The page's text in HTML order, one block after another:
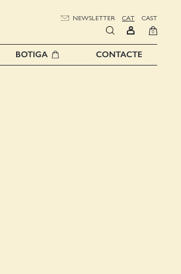
NEWSLETTER CAT CAST
0
BOTIGA CONTACTE